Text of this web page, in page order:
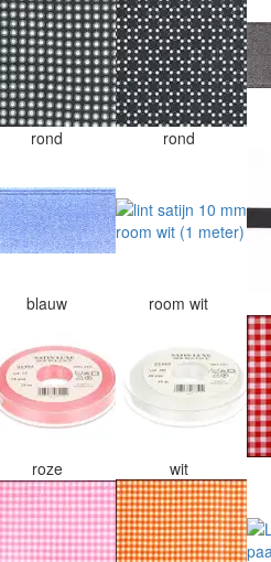
rond rond
blauw room wit
roze wit